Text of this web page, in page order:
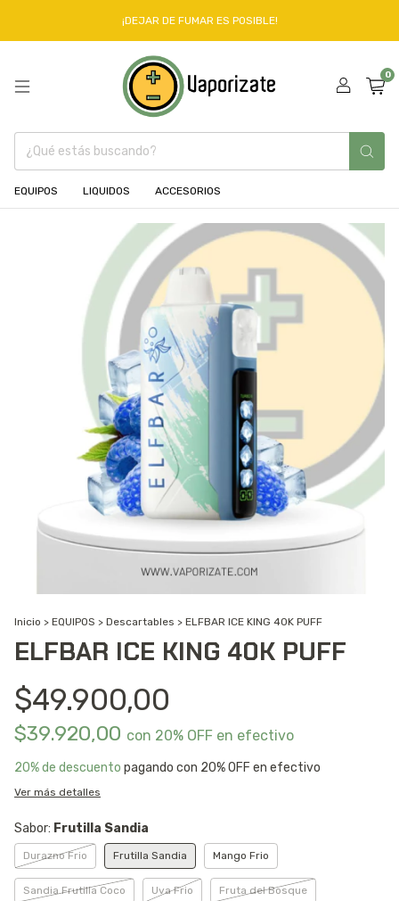
¡DEJAR DE FUMAR ES POSIBLE!
0
EQUIPOS LIQUIDOS ACCESORIOS
Inicio > EQUIPOS > Descartables > ELFBAR ICE KING 40K PUFF
ELFBAR ICE KING 40K PUFF
$49.900,00
$39.920,00 con 20% OFF en efectivo
20% de descuento pagando con 20% OFF en efectivo
Ver más detalles
Sabor: Frutilla Sandia
Durazno Frio Frutilla Sandia Mango Frio
Sandia Frutilla Coco Uva Frio Fruta del Bosque